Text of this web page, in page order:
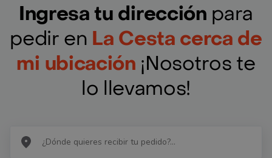
Ingresa tu dirección para
pedir en La Cesta cerca de
mi ubicación ¡Nosotros te
lo llevamos!